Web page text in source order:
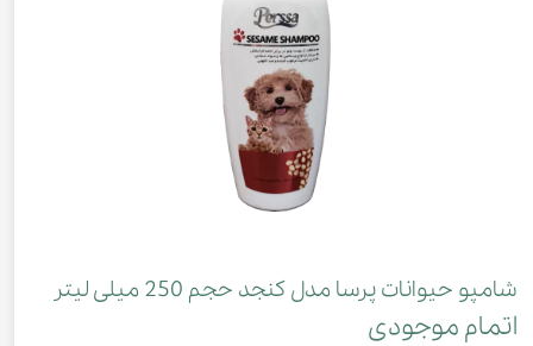
شامپو حیوانات پرسا مدل کنجد حجم 250 میلی لیتر
اتمام موجودی